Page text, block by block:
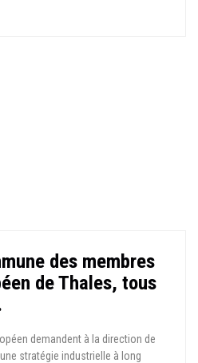
des membres
de Thales, tous
demandent à la direction de
stratégie industrielle à long